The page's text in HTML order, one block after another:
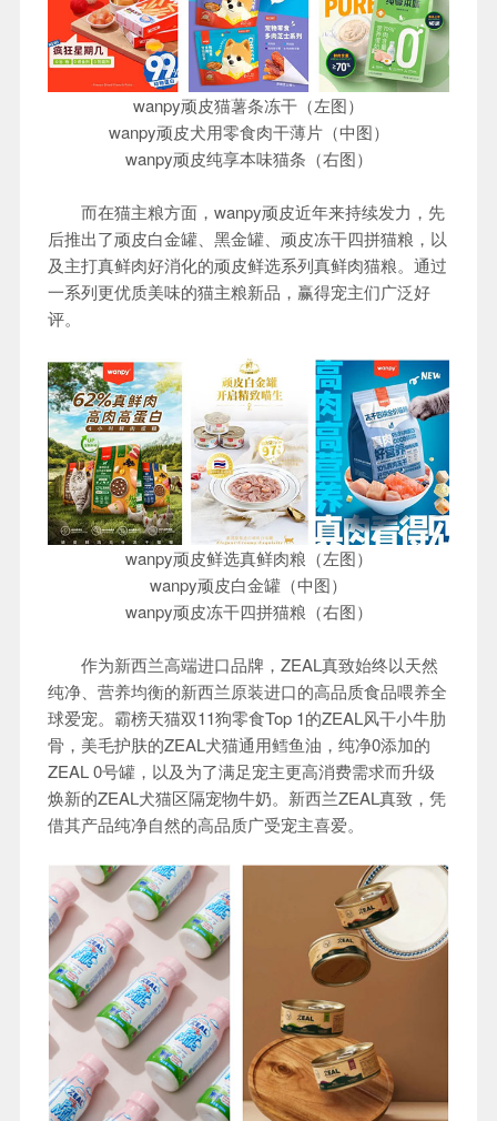
wanpy顽皮猫薯条冻干（左图）
wanpy顽皮犬用零食肉干薄片（中图）
wanpy顽皮纯享本味猫条（右图）
而在猫主粮方面，wanpy顽皮近年来持续发力，先
后推出了顽皮白金罐、黑金罐、顽皮冻干四拼猫粮，以
及主打真鲜肉好消化的顽皮鲜选系列真鲜肉猫粮。通过
一系列更优质美味的猫主粮新品，赢得宠主们广泛好
评。
wanpy顽皮鲜选真鲜肉粮（左图）
wanpy顽皮白金罐（中图）
wanpy顽皮冻干四拼猫粮（右图）
作为新西兰高端进口品牌，ZEAL真致始终以天然
纯净、营养均衡的新西兰原装进口的高品质食品喂养全
球爱宠。霸榜天猫双11狗零食Top 1的ZEAL风干小牛肋
骨，美毛护肤的ZEAL犬猫通用鳕鱼油，纯净0添加的
ZEAL 0号罐，以及为了满足宠主更高消费需求而升级
焕新的ZEAL犬猫区隔宠物牛奶。新西兰ZEAL真致，凭
借其产品纯净自然的高品质广受宠主喜爱。